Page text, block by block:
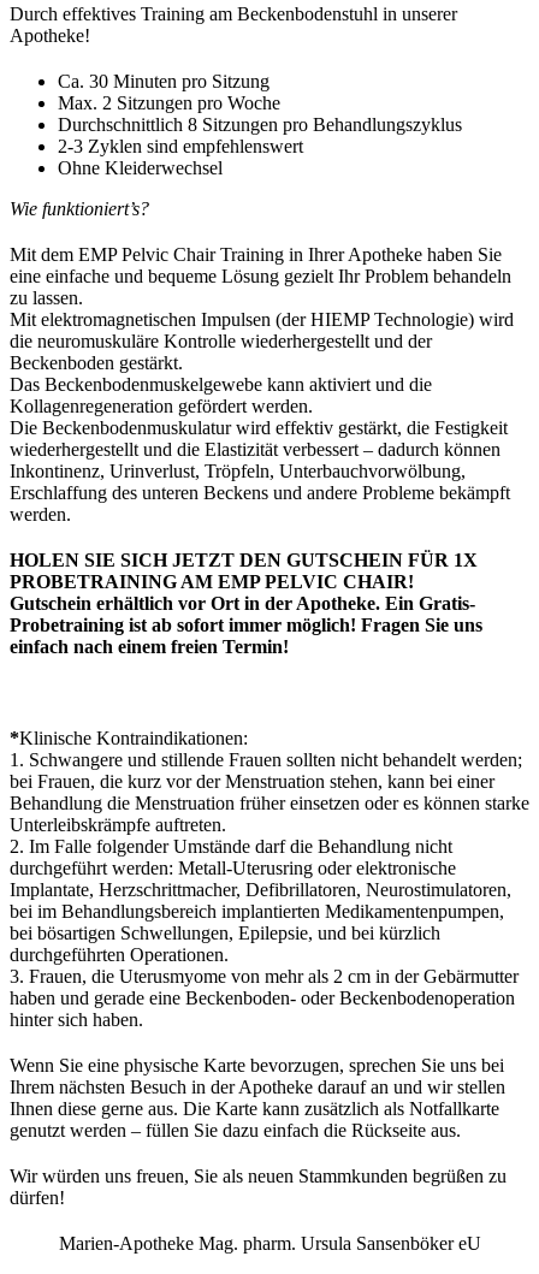
Durch effektives Training am Beckenbodenstuhl in unserer
Apotheke!
Ca. 30 Minuten pro Sitzung
Max. 2 Sitzungen pro Woche
Durchschnittlich 8 Sitzungen pro Behandlungszyklus
2-3 Zyklen sind empfehlenswert
Ohne Kleiderwechsel
Wie funktioniert’s?
Mit dem EMP Pelvic Chair Training in Ihrer Apotheke haben Sie
eine einfache und bequeme Lösung gezielt Ihr Problem behandeln
zu lassen.
Mit elektromagnetischen Impulsen (der HIEMP Technologie) wird
die neuromuskuläre Kontrolle wiederhergestellt und der
Beckenboden gestärkt.
Das Beckenbodenmuskelgewebe kann aktiviert und die
Kollagenregeneration gefördert werden.
Die Beckenbodenmuskulatur wird effektiv gestärkt, die Festigkeit
wiederhergestellt und die Elastizität verbessert – dadurch können
Inkontinenz, Urinverlust, Tröpfeln, Unterbauchvorwölbung,
Erschlaffung des unteren Beckens und andere Probleme bekämpft
werden.
HOLEN SIE SICH JETZT DEN GUTSCHEIN FÜR 1X
PROBETRAINING AM EMP PELVIC CHAIR!
Gutschein erhältlich vor Ort in der Apotheke. Ein Gratis-
Probetraining ist ab sofort immer möglich! Fragen Sie uns
einfach nach einem freien Termin!
*Klinische Kontraindikationen:
1. Schwangere und stillende Frauen sollten nicht behandelt werden;
bei Frauen, die kurz vor der Menstruation stehen, kann bei einer
Behandlung die Menstruation früher einsetzen oder es können starke
Unterleibskrämpfe auftreten.
2. Im Falle folgender Umstände darf die Behandlung nicht
durchgeführt werden: Metall-Uterusring oder elektronische
Implantate, Herzschrittmacher, Defibrillatoren, Neurostimulatoren,
bei im Behandlungsbereich implantierten Medikamentenpumpen,
bei bösartigen Schwellungen, Epilepsie, und bei kürzlich
durchgeführten Operationen.
3. Frauen, die Uterusmyome von mehr als 2 cm in der Gebärmutter
haben und gerade eine Beckenboden- oder Beckenbodenoperation
hinter sich haben.
Wenn Sie eine physische Karte bevorzugen, sprechen Sie uns bei
Ihrem nächsten Besuch in der Apotheke darauf an und wir stellen
Ihnen diese gerne aus. Die Karte kann zusätzlich als Notfallkarte
genutzt werden – füllen Sie dazu einfach die Rückseite aus.
Wir würden uns freuen, Sie als neuen Stammkunden begrüßen zu
dürfen!
Marien-Apotheke Mag. pharm. Ursula Sansenböker eU